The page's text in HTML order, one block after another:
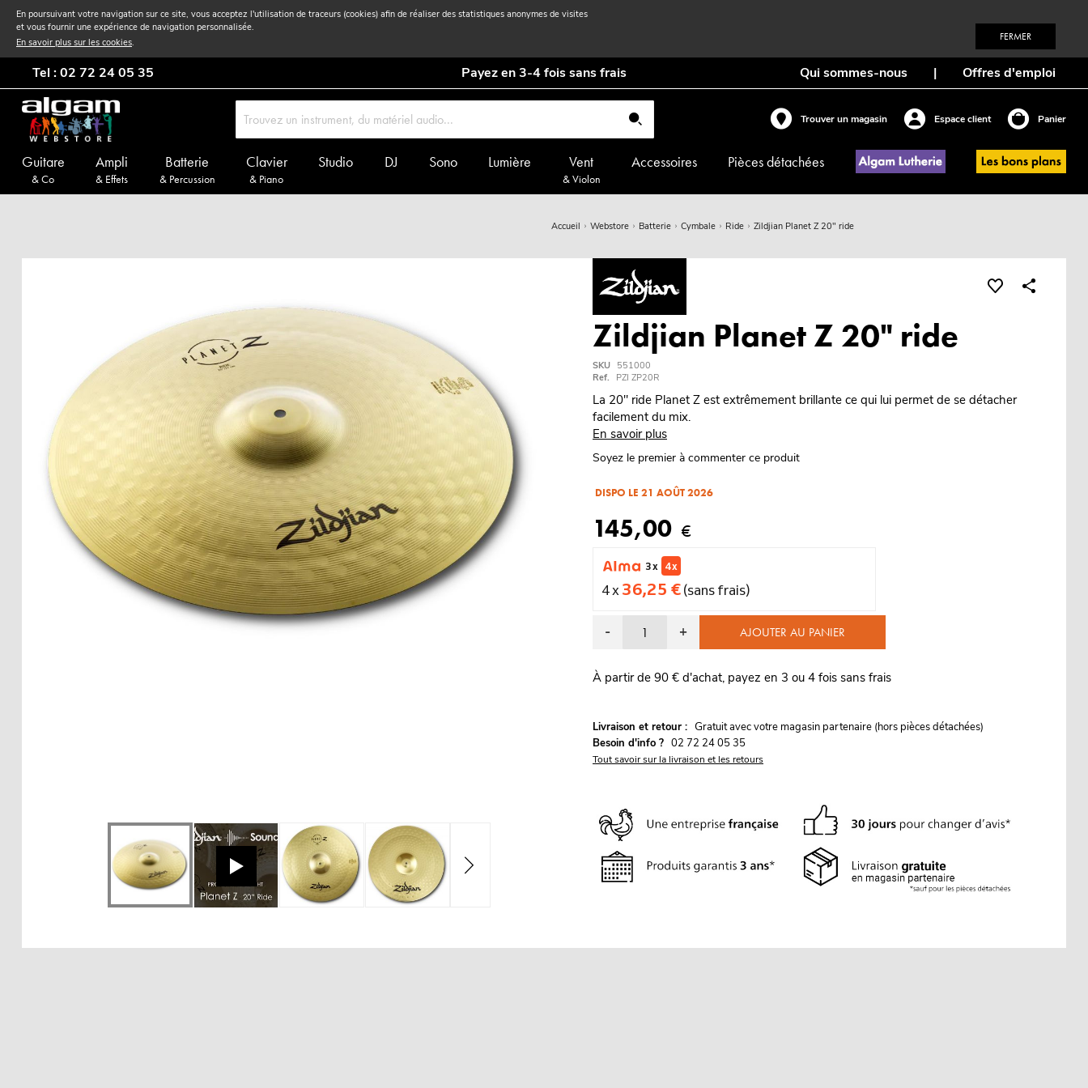
En poursuivant votre navigation sur ce site, vous acceptez l'utilisation de traceurs (cookies) afin de réaliser des statistiques anonymes de visites
et vous fournir une expérience de navigation personnalisée.
En savoir plus sur les cookies. FERMER
Tel : 02 72 24 05 35 Payez en 3-4 fois sans frais Qui sommes-nous | Offres d'emploi
Trouver un magasin Espace client Panier
Guitare
& Co
Ampli
& Effets
Batterie
& Percussion
Clavier
& Piano
Studio DJ Sono Lumière Vent
& Violon
Accessoires Pièces détachées
Accueil Webstore Batterie Cymbale Ride Zildjian Planet Z 20" ride
Zildjian Planet Z 20" ride
SKU 551000
Ref.
PZI ZP20R
La 20" ride Planet Z est extrêmement brillante ce qui lui permet de se détacher
facilement du mix.
En savoir plus
Soyez le premier à commenter ce produit
DISPO LE 21 AOÛT 2026
145,00 €
3 x 4 x
4 x 36,25 €(sans frais)
- + AJOUTER AU PANIER
À partir de 90 € d'achat, payez en 3 ou 4 fois sans frais
Livraison et retour : Gratuit avec votre magasin partenaire (hors pièces détachées)
Besoin d'info ? 02 72 24 05 35
Tout savoir sur la livraison et les retours